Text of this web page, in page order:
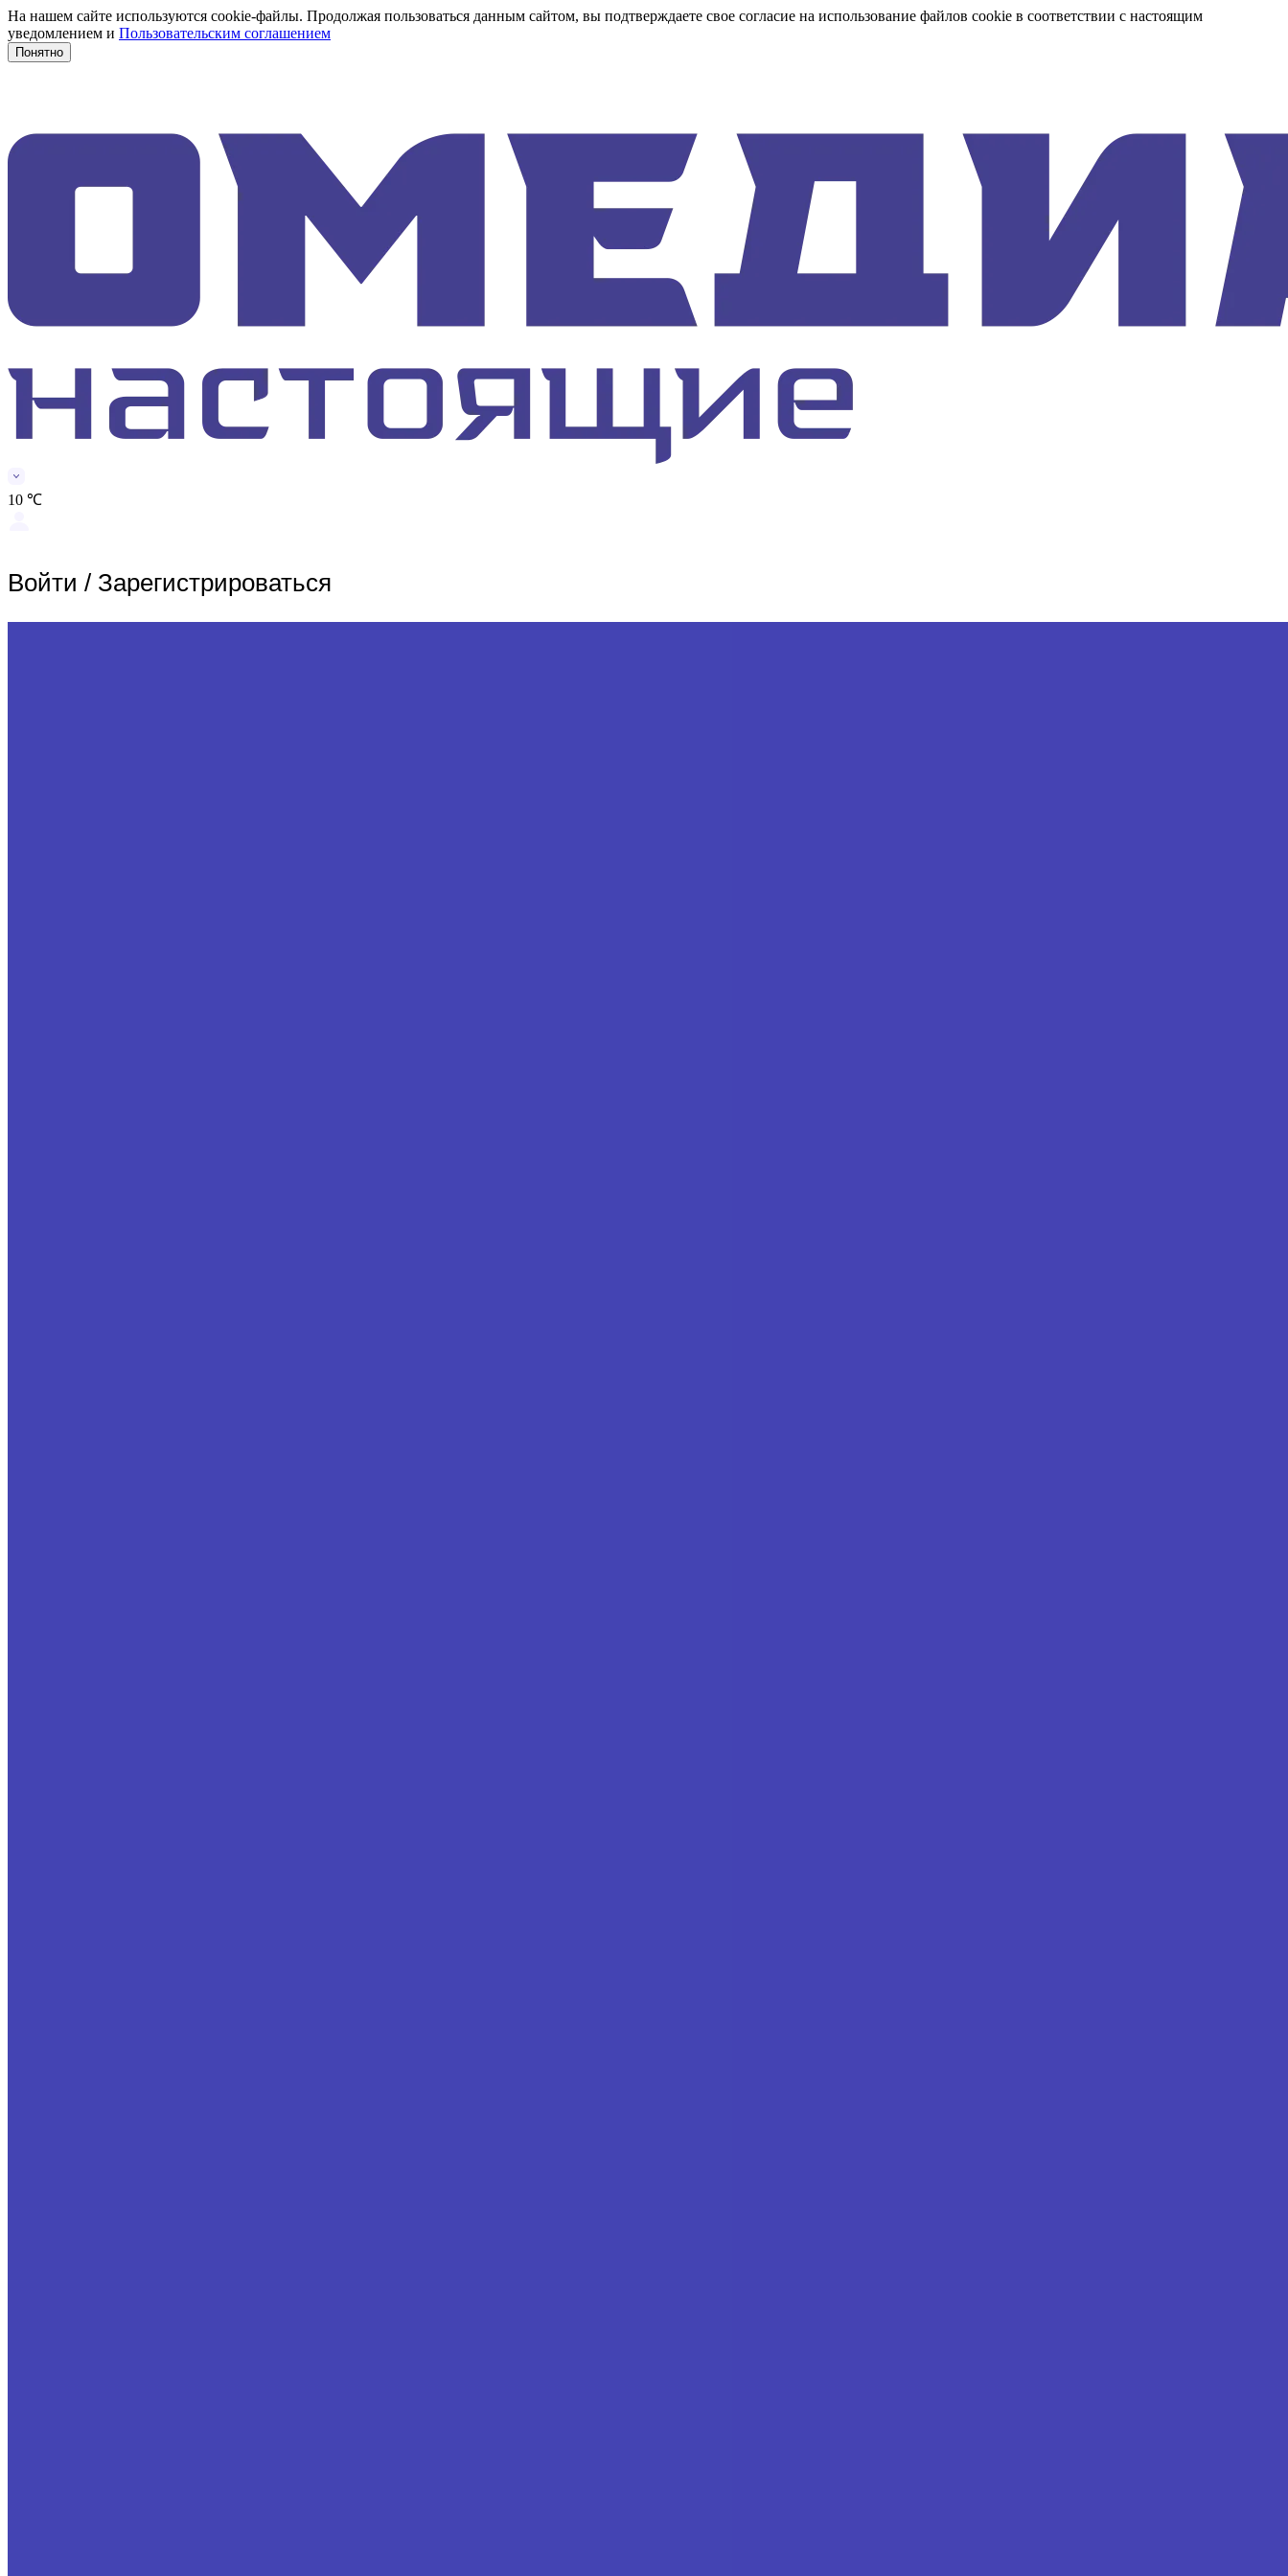
На нашем сайте используются cookie-файлы. Продолжая пользоваться данным сайтом, вы подтверждаете свое согласие на использование файлов cookie в соответствии с настоящим
уведомлением и Пользовательским соглашением
Понятно
10 ℃
Войти / Зарегистрироваться